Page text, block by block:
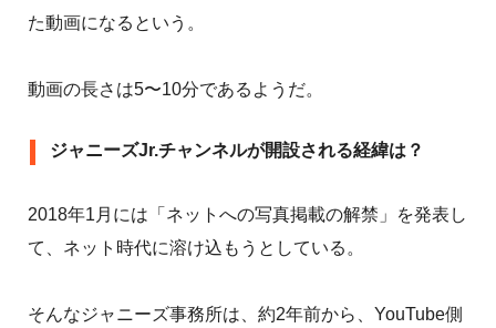
た動画になるという。
動画の長さは5〜10分であるようだ。
ジャニーズJr.チャンネルが開設される経緯は？
2018年1月には「ネットへの写真掲載の解禁」を発表し
て、ネット時代に溶け込もうとしている。
そんなジャニーズ事務所は、約2年前から、YouTube側